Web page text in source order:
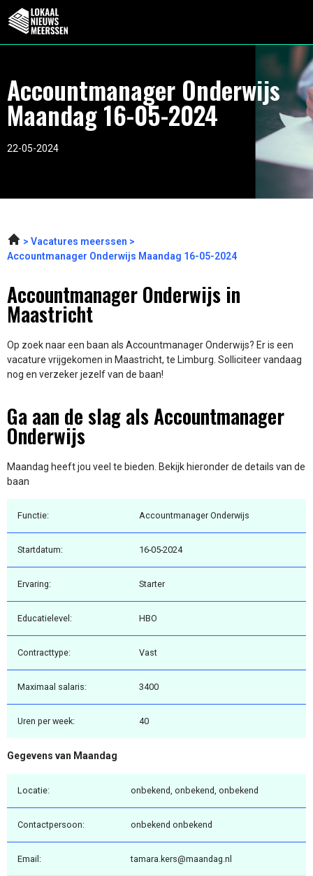
Accountmanager Onderwijs
Maandag 16-05-2024
22-05-2024
Vacatures meerssen
Accountmanager Onderwijs Maandag 16-05-2024
Accountmanager Onderwijs in
Maastricht
Op zoek naar een baan als Accountmanager Onderwijs? Er is een
vacature vrijgekomen in Maastricht, te Limburg. Solliciteer vandaag
nog en verzeker jezelf van de baan!
Ga aan de slag als Accountmanager
Onderwijs
Maandag heeft jou veel te bieden. Bekijk hieronder de details van de
baan
Functie: Accountmanager Onderwijs
Startdatum: 16-05-2024
Ervaring: Starter
Educatielevel: HBO
Contracttype: Vast
Maximaal salaris: 3400
Uren per week: 40
Gegevens van Maandag
Locatie: onbekend, onbekend, onbekend
Contactpersoon: onbekend onbekend
Email: tamara.kers@maandag.nl